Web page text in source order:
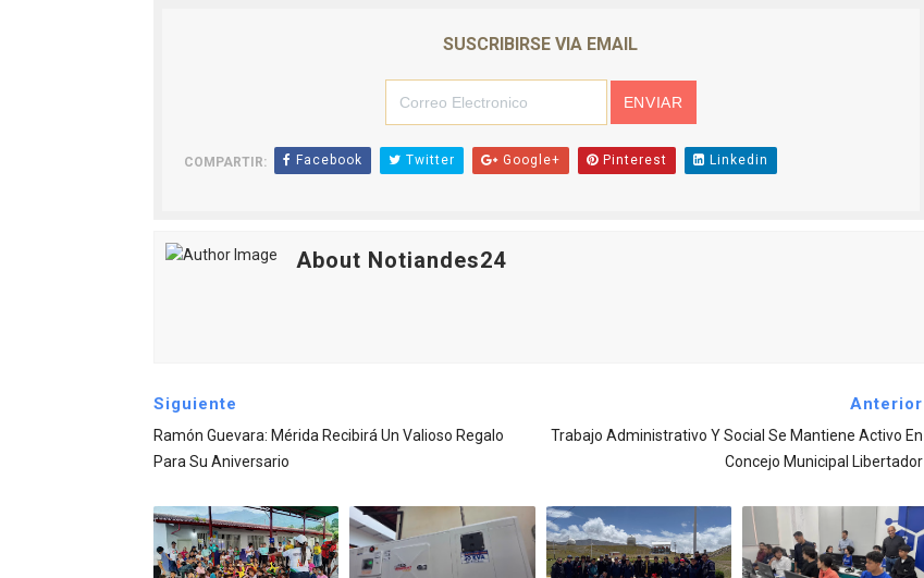
SUSCRIBIRSE VIA EMAIL
COMPARTIR: Facebook Twitter Google+ Pinterest Linkedin
About Notiandes24
Siguiente
Ramón Guevara: Mérida Recibirá Un Valioso Regalo
Para Su Aniversario
Anterior
Trabajo Administrativo Y Social Se Mantiene Activo En
Concejo Municipal Libertador